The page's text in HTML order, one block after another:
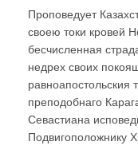
Проповедует
своею токи кровей
бесчисленная
недрех своих
равноапостольския
преподобнаго
Севастиана
Подвигоположнику